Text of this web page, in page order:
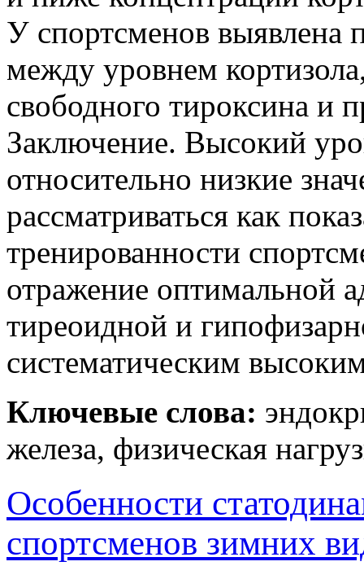
У спортсменов выявлена
между уровнем
свободного тироксина и
Заключение. Высокий
относительно низкие
рассматриваться как
тренированности
отражение оптимальной
тиреоидной и
систематическим
Ключевые слова:
железа, физическая
Особенности
спортсменов зимних